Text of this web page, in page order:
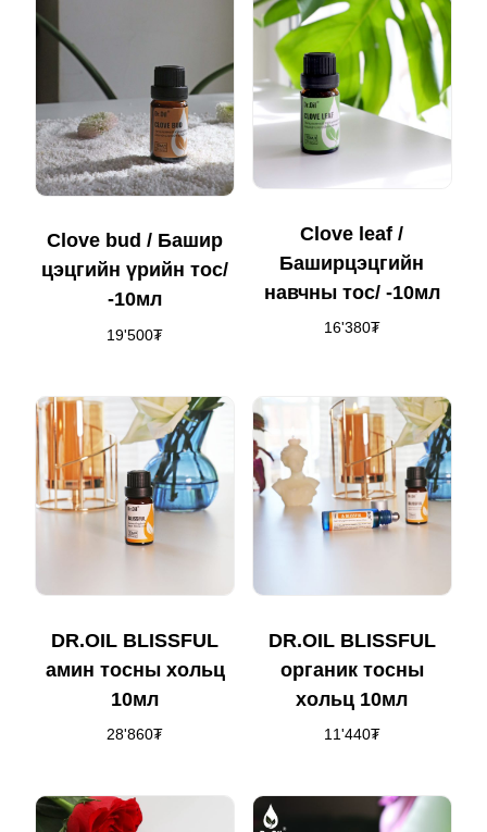
Clove bud / Башир
цэцгийн үрийн тос/
-10мл
19'500₮
Clove leaf /
Баширцэцгийн
навчны тос/ -10мл
16'380₮
DR.OIL BLISSFUL
амин тосны хольц
10мл
28'860₮
DR.OIL BLISSFUL
органик тосны
хольц 10мл
11'440₮